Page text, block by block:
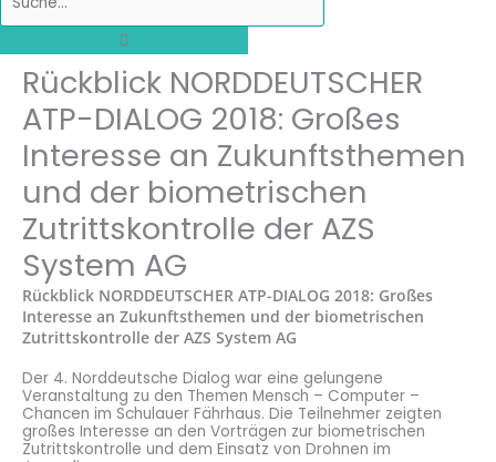
Rückblick NORDDEUTSCHER
ATP-DIALOG 2018: Großes
Interesse an Zukunftsthemen
und der biometrischen
Zutrittskontrolle der AZS
System AG
Rückblick NORDDEUTSCHER ATP-DIALOG 2018: Großes
Interesse an Zukunftsthemen und der biometrischen
Zutrittskontrolle der AZS System AG
Der 4. Norddeutsche Dialog war eine gelungene
Veranstaltung zu den Themen Mensch – Computer –
Chancen im Schulauer Fährhaus. Die Teilnehmer zeigten
großes Interesse an den Vorträgen zur biometrischen
Zutrittskontrolle und dem Einsatz von Drohnen im